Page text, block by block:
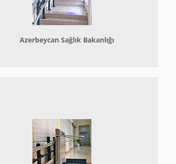
Azerbeycan Sağlık Bakanlığı